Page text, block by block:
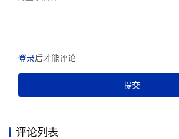
登录后才能评论
提交
评论列表